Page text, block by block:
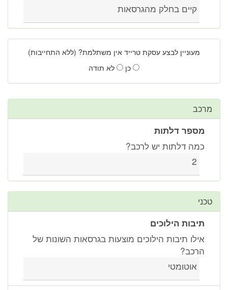
קיים בחלק מהגרסאות
מעוניין לבצע עסקת טרייד אין משתלמת? (ללא התחייבות)
כן
לא תודה
מרכב
מספר דלתות
כמה דלתות יש לרכב?
2
טכני
תיבות הילוכים
אילו תיבות הילוכים מוצעות בגרסאות השונות של
הרכב?
אוטומטי